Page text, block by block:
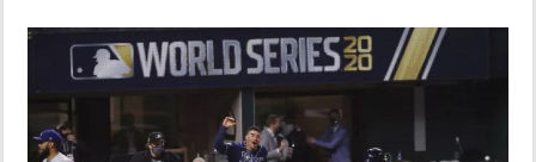
DEPORTES
MUNDO